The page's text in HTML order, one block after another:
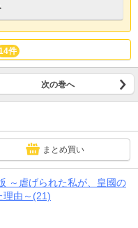
件
次の巻へ
まとめ買い
～虐げられた私が、皇國の
理由～(21)